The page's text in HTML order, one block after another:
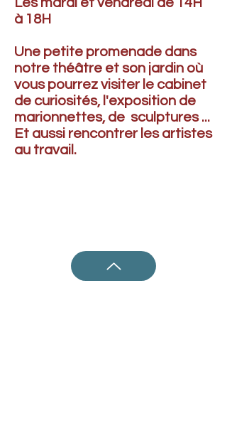
Les mardi et vendredi de 14H
à 18H
Une petite promenade dans
notre théâtre et son jardin où
vous pourrez visiter le cabinet
de curiosités, l'exposition de
marionnettes, de sculptures ...
Et aussi rencontrer les artistes
au travail.